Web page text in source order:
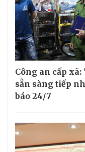
Công an cấp xã:
sẵn sàng tiếp
báo 24/7